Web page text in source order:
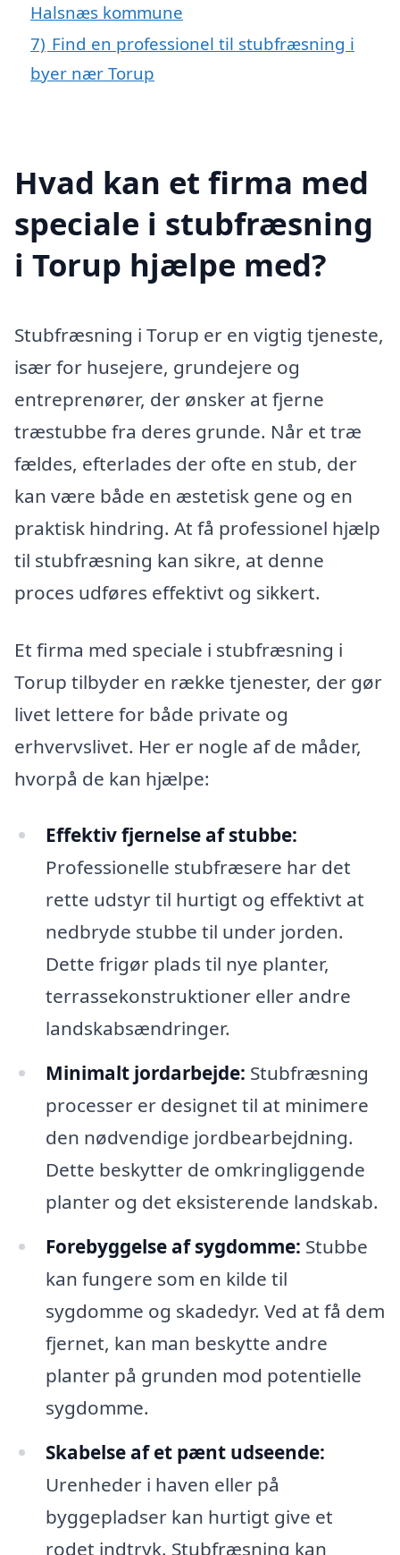
Halsnæs kommune
7) Find en professionel til stubfræsning i
byer nær Torup
Hvad kan et firma med
speciale i stubfræsning
i Torup hjælpe med?
Stubfræsning i Torup er en vigtig tjeneste,
især for husejere, grundejere og
entreprenører, der ønsker at fjerne
træstubbe fra deres grunde. Når et træ
fældes, efterlades der ofte en stub, der
kan være både en æstetisk gene og en
praktisk hindring. At få professionel hjælp
til stubfræsning kan sikre, at denne
proces udføres effektivt og sikkert.
Et firma med speciale i stubfræsning i
Torup tilbyder en række tjenester, der gør
livet lettere for både private og
erhvervslivet. Her er nogle af de måder,
hvorpå de kan hjælpe:
Effektiv fjernelse af stubbe:
Professionelle stubfræsere har det
rette udstyr til hurtigt og effektivt at
nedbryde stubbe til under jorden.
Dette frigør plads til nye planter,
terrassekonstruktioner eller andre
landskabsændringer.
Minimalt jordarbejde: Stubfræsning
processer er designet til at minimere
den nødvendige jordbearbejdning.
Dette beskytter de omkringliggende
planter og det eksisterende landskab.
Forebyggelse af sygdomme: Stubbe
kan fungere som en kilde til
sygdomme og skadedyr. Ved at få dem
fjernet, kan man beskytte andre
planter på grunden mod potentielle
sygdomme.
Skabelse af et pænt udseende:
Urenheder i haven eller på
byggepladser kan hurtigt give et
rodet indtryk. Stubfræsning kan